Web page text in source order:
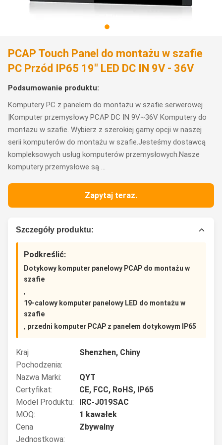
PCAP Touch Panel do montażu w szafie
PC Przód IP65 19" LED DC IN 9V - 36V
Podsumowanie produktu:
Komputery PC z panelem do montażu w szafie serwerowej
|Komputer przemysłowy PCAP DC IN 9V~36V Komputery do
montażu w szafie. Wybierz z szerokiej gamy opcji w naszej
serii komputerów do montażu w szafie.Jesteśmy dostawcą
kompleksowych usług komputerów przemysłowych.Nasze
komputery przemysłowe są ...
Zapytaj teraz.
Szczegóły produktu:
Podkreślić:
Dotykowy komputer panelowy PCAP do montażu w
szafie
,
19-calowy komputer panelowy LED do montażu w
szafie
, przedni komputer PCAP z panelem dotykowym IP65
Kraj
Pochodzenia:
Shenzhen, Chiny
Nazwa Marki:
QYT
Certyfikat:
CE, FCC, RoHS, IP65
Model Produktu:
IRC-J019SAC
MOQ:
1 kawałek
Cena
Jednostkowa:
Zbywalny